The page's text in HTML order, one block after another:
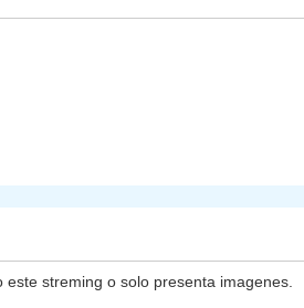
streming o solo presenta imagenes.